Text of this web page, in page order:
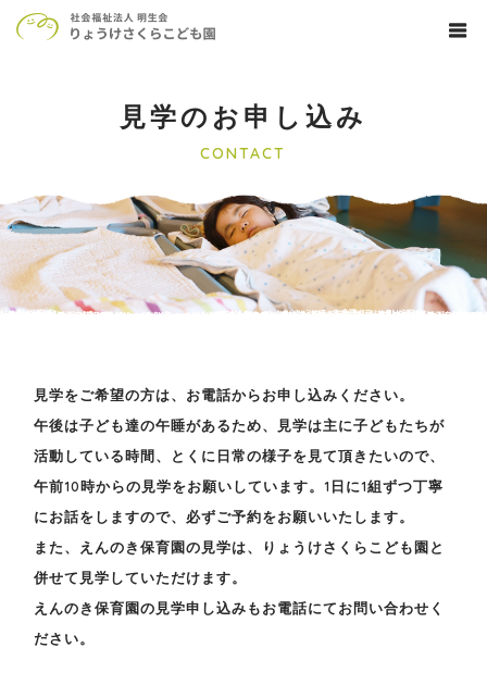
見学のお申し込み
CONTACT
見学をご希望の方は、お電話からお申し込みください。
午後は子ども達の午睡があるため、見学は主に子どもたちが
活動している時間、とくに日常の様子を見て頂きたいので、
午前10時からの見学をお願いしています。1日に1組ずつ丁寧
にお話をしますので、必ずご予約をお願いいたします。
また、えんのき保育園の見学は、りょうけさくらこども園と
併せて見学していただけます。
えんのき保育園の見学申し込みもお電話にてお問い合わせく
ださい。